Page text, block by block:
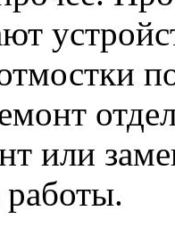
или
работы.